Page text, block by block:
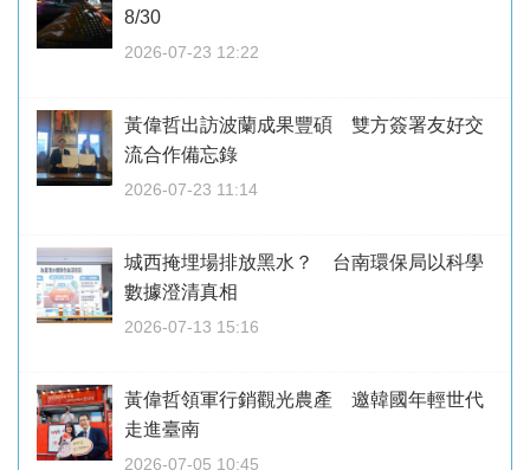
8/30
2026-07-23 12:22
黃偉哲出訪波蘭成果豐碩 雙方簽署友好交
流合作備忘錄
2026-07-23 11:14
城西掩埋場排放黑水？ 台南環保局以科學
數據澄清真相
2026-07-13 15:16
黃偉哲領軍行銷觀光農產 邀韓國年輕世代
走進臺南
2026-07-05 10:45